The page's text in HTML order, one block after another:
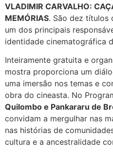
VLADIMIR CARVALHO:
MEMÓRIAS. São dez títulos
um dos principais
identidade cinematográfica
Inteiramente gratuita e
mostra proporciona um
uma imersão nos temas e
obra do cineasta. No
Quilombo e Pankararu de
convidam a mergulhar nas
nas histórias de
cultura e a ancestralidade